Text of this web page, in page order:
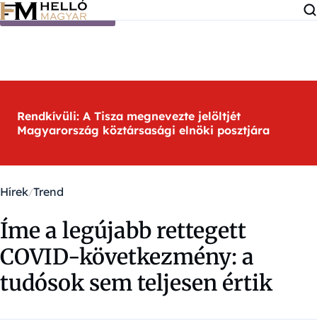
Ugrás a tartalomra
Rendkívüli: A Tisza megnevezte jelöltjét
Magyarország köztársasági elnöki posztjára
Hírek Trend
Íme a legújabb rettegett
COVID-következmény: a
tudósok sem teljesen értik